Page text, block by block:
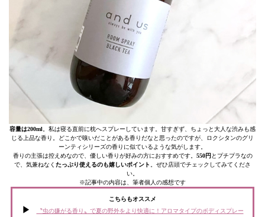
容量は200ml 。私は寝る直前に枕へスプレーしています。甘すぎず、ちょっと大人な渋みも感
じる上品な香り。どこかで嗅いだことがある香りだなと思ったのですが、ロクシタンのグリ
ーンティシリーズの香りに似ているような気がします。
香りの主張は控えめなので、優しい香りが好みの方におすすめです。 550円 とプチプラなの
で、気兼ねなく たっぷり使えるのも嬉しいポイント
。ぜひ店頭でチェックしてみてくださ
い。
※記事中の内容は、筆者個人の感想です
こちらもオススメ
〝虫の嫌がる香り〟で夏の野外をより快適に！アロマタイプのボディスプレー